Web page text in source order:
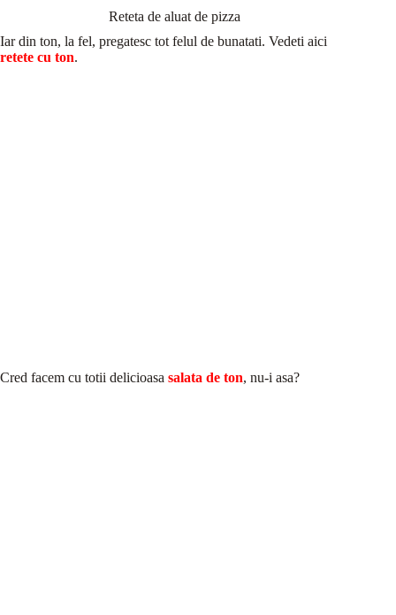
Reteta de aluat de pizza
Iar din ton, la fel, pregatesc tot felul de bunatati. Vedeti aici
retete cu ton.
Cred facem cu totii delicioasa salata de ton, nu-i asa?